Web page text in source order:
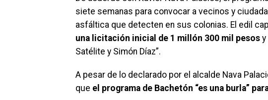
siete semanas para convocar a vecinos y
asfáltica que detecten en sus colonias. El edil
una licitación inicial de 1 millón 300 mil pesos y
Satélite y Simón Díaz”.
A pesar de lo declarado por el alcalde Nava
que el programa de Bachetón “es una burla”